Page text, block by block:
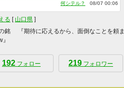
何シテル？ 08/07 00:06
る [ 山口県 ]
銘 『期待に応えるから、面倒なことを頼ま
192 フォロー 219 フォロワー